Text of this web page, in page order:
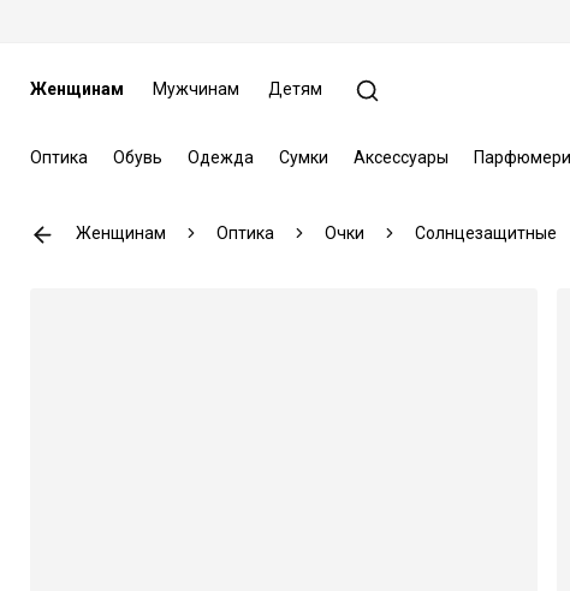
Женщинам Мужчинам Детям
Оптика Обувь Одежда Сумки Аксессуары
Женщинам Оптика Очки Солнцезащитные